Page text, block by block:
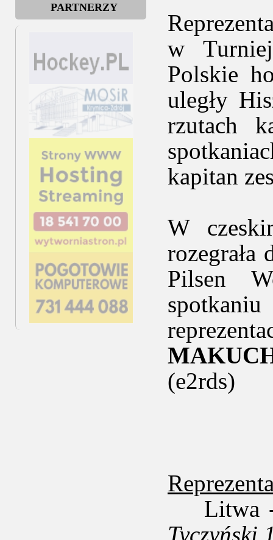
PARTNERZY
w
Polskie
uległy
rzutach
kapitan
W
rozegrała
Pilsen
(e2rds)
Litwa -
Tyczyński